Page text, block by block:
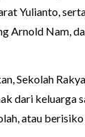
Yulianto,
Arnold Nam,
Sekolah
dari keluarga
atau